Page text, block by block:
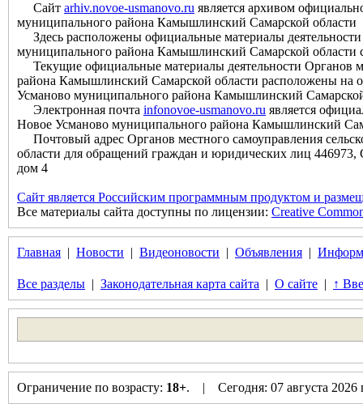
Сайт arhiv.novoe-usmanovo.ru является архивом
муниципального района Камышлинский Самарской области
Здесь расположены официальные материалы
муниципального района Камышлинский Самарской области
Текущие официальные материалы деятельности Органов
района Камышлинский Самарской области расположены на
Усманово муниципального района Камышлинский
Электронная почта infonovoe-usmanovo.ru является
Новое Усманово муниципального района Камышлинский
Почтовый адрес Органов местного самоуправления
области для обращений граждан и юридических лиц
дом 4
Сайт является Российским программным продуктом и
Все материалы сайта доступны по лицензии: Creative
Главная | Новости | Видеоновости | Объявления |
Все разделы | Законодательная карта сайта | О сайте | ↑
Ограничение по возрасту: 18+. | Сегодня: 07 августа